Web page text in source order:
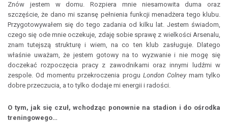
Znów jestem w domu. Rozpiera mnie niesamowita duma oraz
szczęście, że dano mi szansę pełnienia funkcji menadżera tego klubu.
Przygotowywałem się do tego zadania od kilku lat. Jestem świadom,
czego się ode mnie oczekuje, zdaję sobie sprawę z wielkości Arsenalu,
znam tutejszą strukturę i wiem, na co ten klub zasługuje. Dlatego
właśnie uważam, że jestem gotowy na to wyzwanie i nie mogę się
doczekać rozpoczęcia pracy z zawodnikami oraz innymi ludźmi w
zespole. Od momentu przekroczenia progu London Colneymam tylko
dobre przeczucia, a to tylko dodaje mi energii i radości.
O tym, jak się czuł, wchodząc ponownie na stadion i do ośrodka
treningowego…